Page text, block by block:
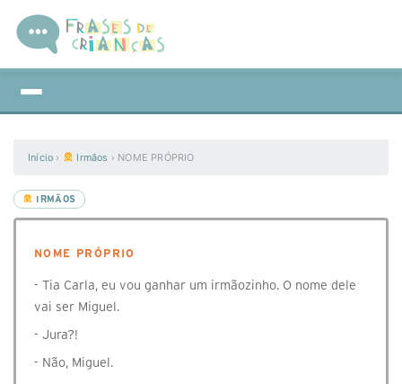
Início › Irmãos › NOME PRÓPRIO
IRMÃOS
NOME PRÓPRIO
- Tia Carla, eu vou ganhar um irmãozinho. O nome dele
vai ser Miguel.
- Jura?!
- Não, Miguel.